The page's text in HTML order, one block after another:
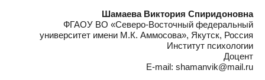
Шамаева Виктория Спиридоновна
ФГАОУ ВО «Северо-Восточный федеральный
университет имени М.К. Аммосова», Якутск, Россия
Институт психологии
Доцент
E-mail: shamanvik@mail.ru